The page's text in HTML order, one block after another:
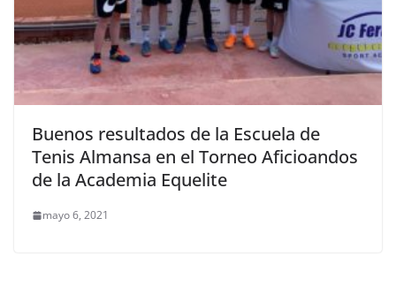
Buenos resultados de la Escuela de
Tenis Almansa en el Torneo Aficioandos
de la Academia Equelite
mayo 6, 2021